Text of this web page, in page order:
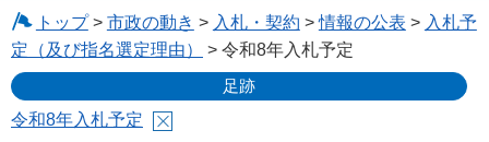
トップ> 市政の動き > 入札・契約 >情報の公表 > 入札予
定（及び指名選定理由）
> 令和8年入札予定
足跡
令和8年入札予定